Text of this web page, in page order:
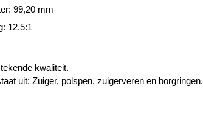
99,20 mm
12,5:1
kwaliteit.
uit: Zuiger, polspen, zuigerveren en borgringen.